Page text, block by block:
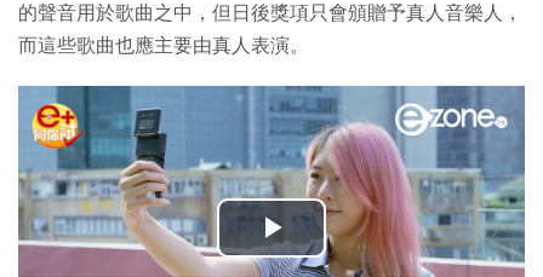
的聲音用於歌曲之中，但日後獎項只會頒贈予真人音樂人，
而這些歌曲也應主要由真人表演。
播